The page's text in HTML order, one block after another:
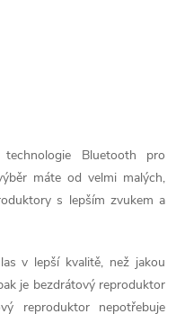
Bluetooth pro
máte od velmi malých,
s lepším zvukem a
v lepší kvalitě, než jakou
je bezdrátový reproduktor
reproduktor nepotřebuje